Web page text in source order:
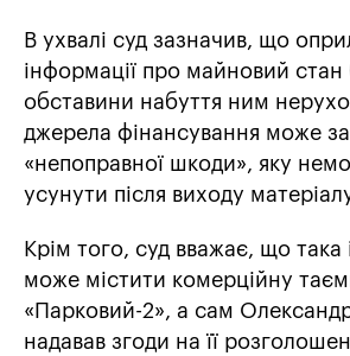
В ухвалі суд зазначив, що
інформації про майновий стан
обставини набуття ним
джерела фінансування може
«непоправної шкоди», яку
усунути після виходу
Крім того, суд вважає, що така
може містити комерційну
«Парковий-2», а сам
надавав згоди на її